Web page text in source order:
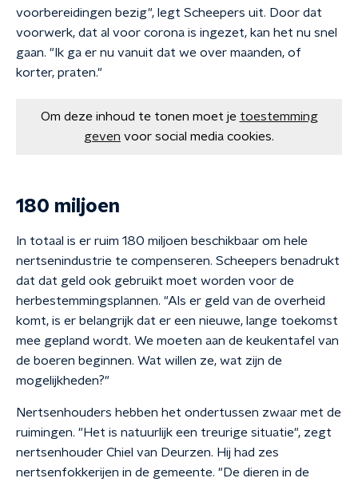
voorbereidingen bezig", legt Scheepers uit. Door dat
voorwerk, dat al voor corona is ingezet, kan het nu snel
gaan. "Ik ga er nu vanuit dat we over maanden, of
korter, praten."
Om deze inhoud te tonen moet je toestemming
geven voor social media cookies.
180 miljoen
In totaal is er ruim 180 miljoen beschikbaar om hele
nertsenindustrie te compenseren. Scheepers benadrukt
dat dat geld ook gebruikt moet worden voor de
herbestemmingsplannen. "Als er geld van de overheid
komt, is er belangrijk dat er een nieuwe, lange toekomst
mee gepland wordt. We moeten aan de keukentafel van
de boeren beginnen. Wat willen ze, wat zijn de
mogelijkheden?"
Nertsenhouders hebben het ondertussen zwaar met de
ruimingen. "Het is natuurlijk een treurige situatie", zegt
nertsenhouder Chiel van Deurzen. Hij had zes
nertsenfokkerijen in de gemeente. "De dieren in de